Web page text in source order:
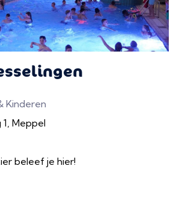
Kinderen
Meppel
beleef je hier!